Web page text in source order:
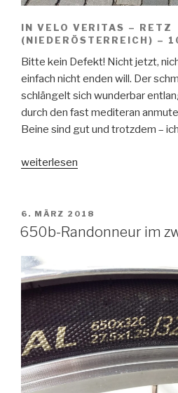
IN VELO VERITAS – RETZ
(NIEDERÖSTERREICH) –
Bitte kein Defekt! Nicht jetzt,
einfach nicht enden will. Der
schlängelt sich wunderbar
durch den fast mediteran
Beine sind gut und trotzdem –
„On
Weinviertel
–
2018“
weiterlesen
VERÖFFENTLICHT
AM
6. MÄRZ 2018
650b-Randonneur im